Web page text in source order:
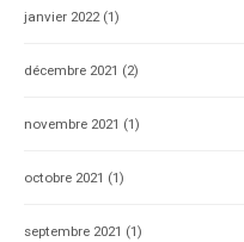
janvier 2022(1)
décembre 2021 (2)
novembre 2021 (1)
octobre 2021 (1)
septembre 2021 (1)